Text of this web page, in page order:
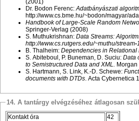
(2001)
Dr. Bodon Ferenc:Adatbányászati
http://www.cs.bme.hu/~bodon/magyar/
Handbook of Large-Scale Random
Springer-Verlag (2008)
S. Muthukrishnan: Data Streams:
http://www.cs.rutgers.edu/~muthu/stream-
B. Thalheim: Dependencies in Relational
S. Abiteboul, P. Buneman, D. Suciu: Data
to Semistructured Data and XML.
S. Hartmann, S. Link, K.-D. Schewe:
documents with DTDs. Acta Cybernetica
14. A tantárgy elvégzéséhez átlagosan
Kontakt óra 42